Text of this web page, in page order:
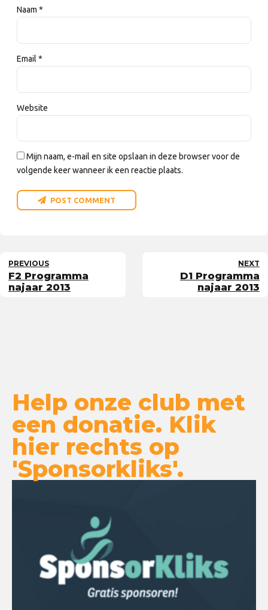
Naam *
Email *
Website
Mijn naam, e-mail en site opslaan in deze browser voor de
volgende keer wanneer ik een reactie plaats.
POST COMMENT
PREVIOUS
F2 Programma
najaar 2013
NEXT
D1 Programma
najaar 2013
Help onze club met
een donatie. Klik
hier rechts op
'Sponsorkliks'.